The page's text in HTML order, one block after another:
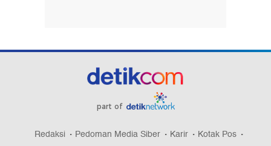
part of
Redaksi Pedoman Media Siber Karir
Kotak Pos